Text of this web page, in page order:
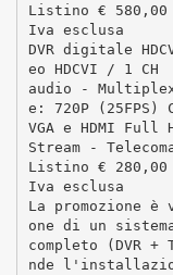
Listino € 580,00
Iva esclusa
DVR digitale
eo HDCVI / 1 CH
audio -
e: 720P
VGA e HDMI Full
Stream -
Listino € 280,00
Iva esclusa
La promozione
one di un
completo (DVR +